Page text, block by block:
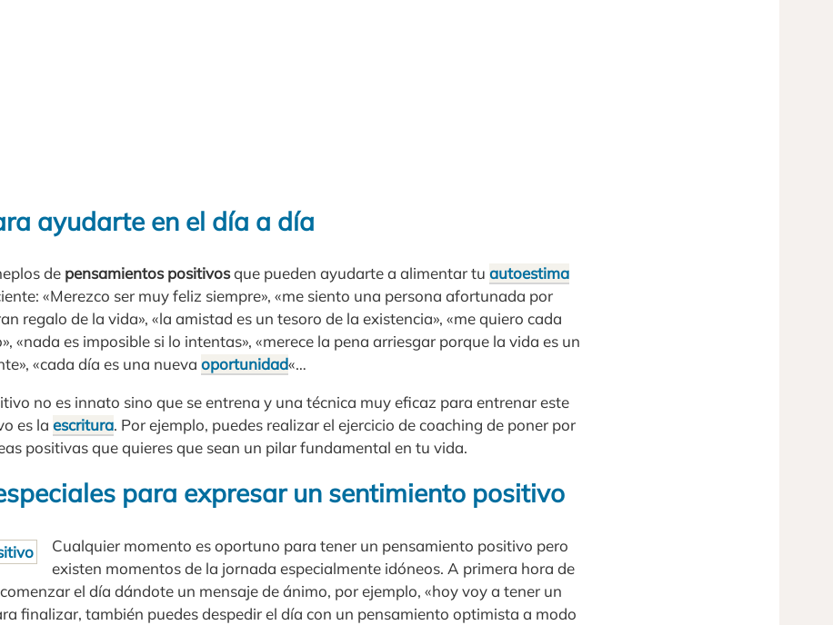
ayudarte en el día a día
de pensamientos positivosque pueden ayudarte a alimentar tu autoestima
«Merezco ser muy feliz siempre», «me siento una persona afortunada por
regalo de la vida», «la amistad es un tesoro de la existencia», «me quiero cada
«nada es imposible si lo intentas», «merece la pena arriesgar porque la vida es un
«cada día es una nueva oportunidad«…
no es innato sino que se entrena y una técnica muy eficaz para entrenar este
es la escritura. Por ejemplo, puedes realizar el ejercicio de coaching de poner por
positivas que quieres que sean un pilar fundamental en tu vida.
para expresar un sentimiento positivo
Cualquier momento es oportuno para tener un pensamiento positivo pero
existen momentos de la jornada especialmente idóneos. A primera hora de
el día dándote un mensaje de ánimo, por ejemplo, «hoy voy a tener un
finalizar, también puedes despedir el día con un pensamiento optimista a modo